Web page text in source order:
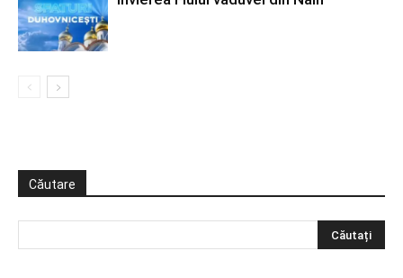
Căutare